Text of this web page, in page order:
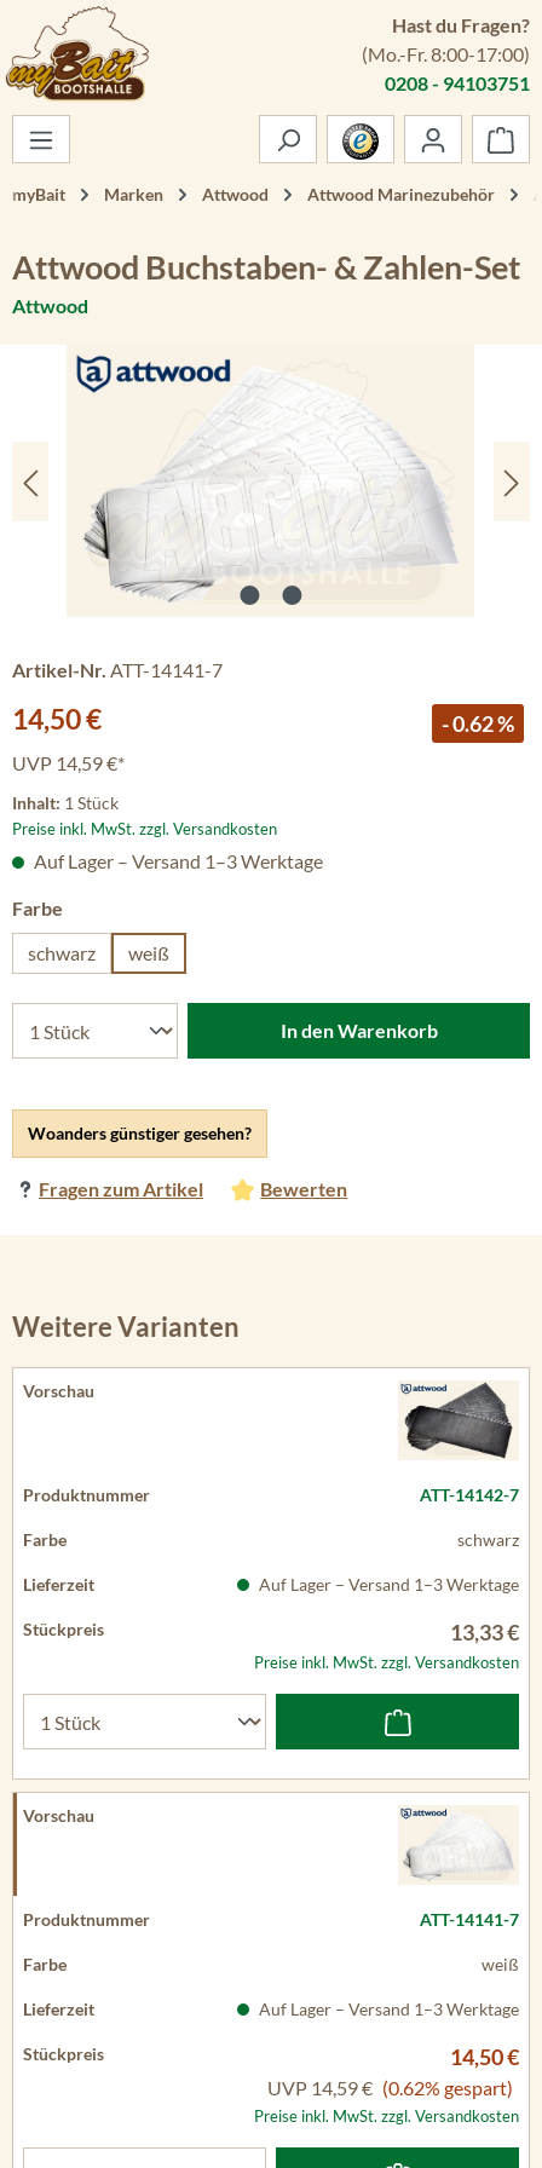
Zum Hauptinhalt springen
Hast du Fragen?
(Mo.-Fr. 8:00-17:00)
0208 - 94103751
myBait Marken Attwood Attwood Marinezubehör
Attwood Buchstaben- & Zahlen-Set
Attwood
Bildergalerie überspringen
Artikel-Nr. ATT-14141-7
Verkaufspreis:
14,50 € - 0.62 %
UVP 14,59 €*
Inhalt: 1 Stück
Preise inkl. MwSt. zzgl. Versandkosten
Woanders günstiger gesehen?
Fragen zum Artikel Bewerten
Auf Lager – Versand 1–3 Werktage
Farbe
schwarz
weiß
In den Warenkorb
Weitere Varianten
ATT-14142-7
schwarz
Auf Lager – Versand 1–3 Werktage
13,33 €
Preise inkl. MwSt. zzgl. Versandkosten
ATT-14141-7
weiß
Auf Lager – Versand 1–3 Werktage
14,50 €
UVP 14,59 € (0.62% gespart)
Preise inkl. MwSt. zzgl. Versandkosten